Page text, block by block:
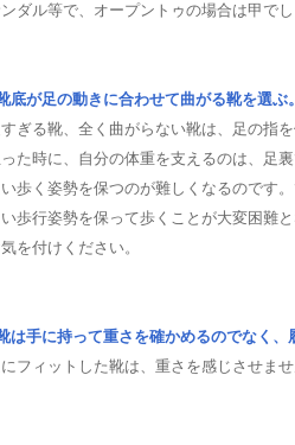
ダル等で、オープントゥの場合は甲で
底が足の動きに合わせて曲がる靴を選ぶ
ぎる靴、全く曲がらない靴は、足の指
た時に、自分の体重を支えるのは、足
歩く姿勢を保つのが難しくなるのです
歩行姿勢を保って歩くことが大変困難
を付けください。
は手に持って重さを確かめるのでなく、
フィットした靴は、重さを感じさせま